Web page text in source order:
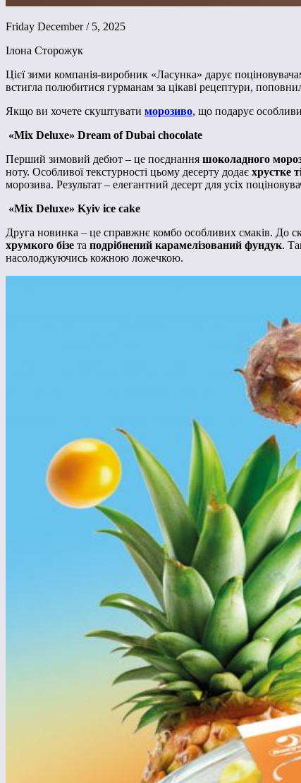
Friday December / 5, 2025
Ілона Сторожук
Цієї зими компанія-виробник «Ласунка» дарує
встигла полюбитися гурманам за цікаві рецептури,
Якщо ви хочете скуштувати морозиво, що подарує
«Mix Deluxe» Dream of Dubai chocolate
Перший зимовий дебют – це поєднання шоколадного
ноту. Особливої текстурності цьому десерту додає хрустке
морозива. Результат – елегантний десерт для усіх
«Mix Deluxe» Kyiv ice cake
Друга новинка – це справжнє комбо особливих смаків. До
хрумкого бізе та подрібнений карамелізований фундук.
насолоджуючись кожною ложечкою.